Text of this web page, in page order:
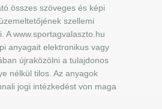
összes szöveges és képi
szellemi
A www.sportagvalaszto.hu
anyagait elektronikus vagy
újraközölni a tulajdonos
nélkül tilos. Az anyagok
jogi intézkedést von maga